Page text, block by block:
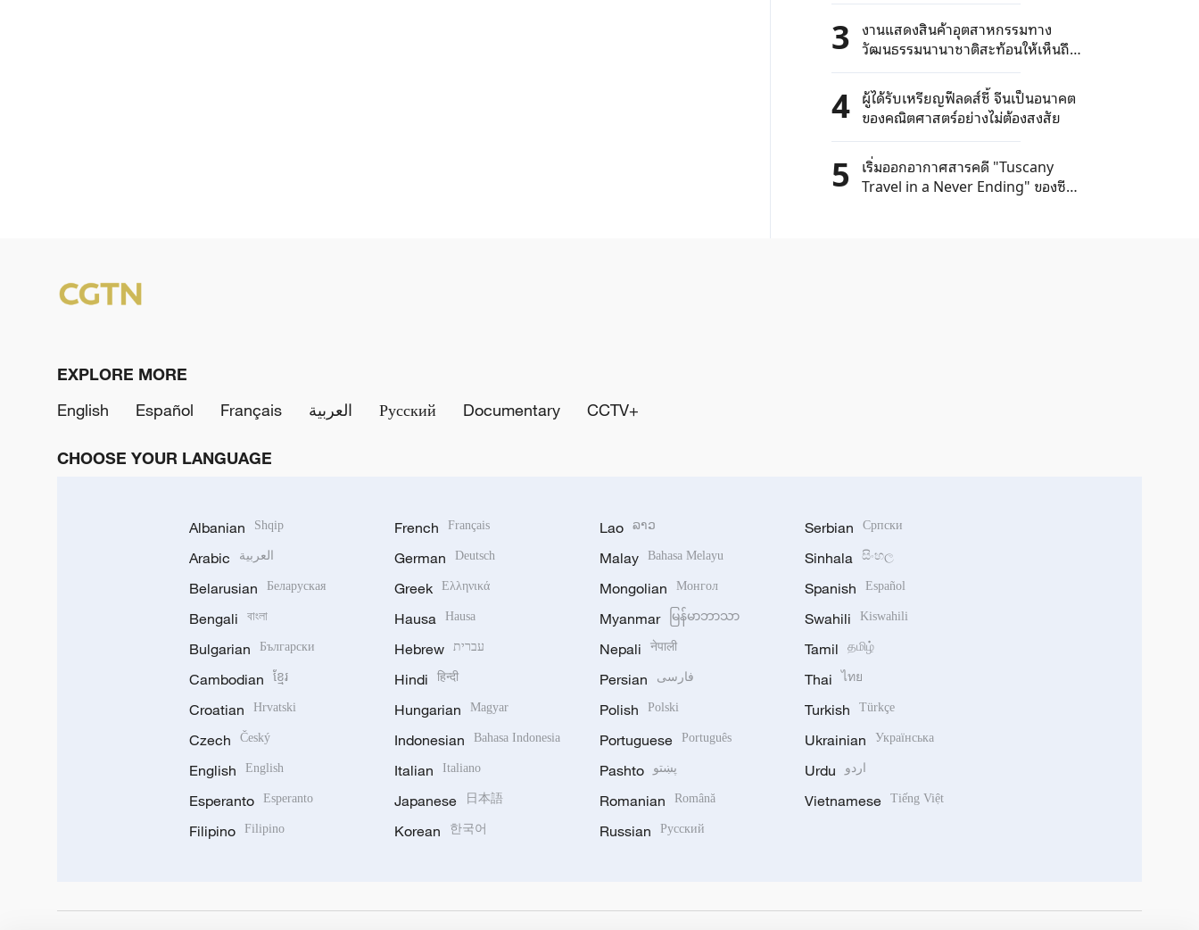
3 งานแสดงสินค้าอุตสาหกรรมทาง
วัฒนธรรมนานาชาติสะท้อนให้เห็นถึง
ความเป็นไทย
4 ผู้ได้รับเหรียญฟีลดส์ชี้ จีนเป็นอนาคต
ของคณิตศาสตร์อย่างไม่ต้องสงสัย
5
เริ่มออกอากาศสารคดี "Tuscany
Travel in a Never Ending" ของซี
EXPLORE MORE
English
Español Français العربية Русский Documentary CCTV+
CHOOSE YOUR LANGUAGE
Albanian Shqip
Arabic العربية
Belarusian Беларуская
Bengali বাংলা
Bulgarian Български
Cambodian ខ្មែរ
Croatian Hrvatski
Czech Český
English English
Esperanto Esperanto
Filipino Filipino
French Français
German Deutsch
Greek Ελληνικά
Hausa Hausa
Hebrew עברית
Hindi हिन्दी
Hungarian Magyar
Indonesian Bahasa Indonesia
Italian Italiano
Japanese 日本語
Korean 한국어
Lao ລາວ
Malay Bahasa Melayu
Mongolian Монгол
Myanmar မြန်မာဘာသာ
Nepali नेपाली
Persian فارسی
Polish Polski
Portuguese Português
Pashto پښتو
Romanian Română
Russian Русский
Serbian Српски
Sinhala සිංහල
Spanish Español
Swahili Kiswahili
Tamil தமிழ்
Thai ไทย
Turkish Türkçe
Ukrainian Українська
Urdu اردو
Vietnamese Tiếng Việt